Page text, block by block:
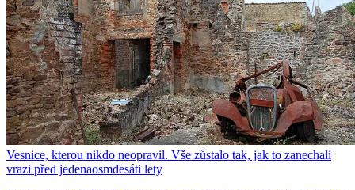
Vesnice, kterou nikdo neopravil. Vše zůstalo tak, jak to zanechali
vrazi před jedenaosmdesáti lety